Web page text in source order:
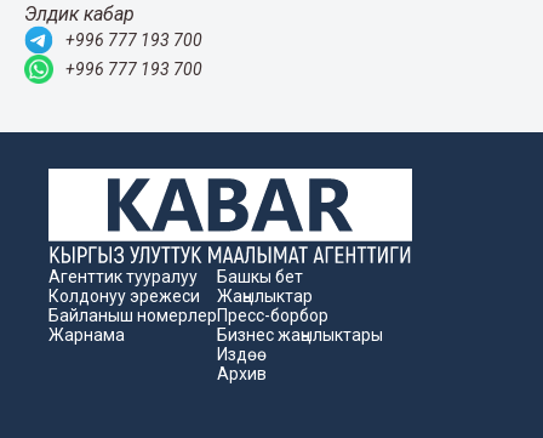
Элдик кабар
+996 777 193 700
+996 777 193 700
Агенттик тууралуу
Колдонуу эрежеси
Байланыш номерлер
Жарнама
Башкы бет
Жаңылыктар
Пресс-борбор
Бизнес жаңылыктары
Издөө
Архив